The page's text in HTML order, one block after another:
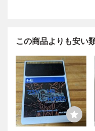
この商品よりも安い